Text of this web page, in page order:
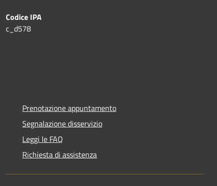
Codice IPA
c_d578
Prenotazione appuntamento
Segnalazione disservizio
Leggi le FAQ
Richiesta di assistenza